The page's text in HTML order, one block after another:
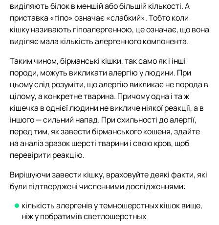
виділяють білок в меншій або більшій кількості. А
приставка «гіпо» означає «слабкий». Тобто коли
кішку називають гіпоалергенною, це означає, що вона
виділяє мала кількість алергенного компонента.
Таким чином, бірманські кішки, так само як і інші
породи, можуть викликати алергію у людини. При
цьому слід розуміти, що алергію викликає не порода в
цілому, а конкретне тварина. Причому одна і та ж
кішечка в однієї людини не викличе ніякої реакції, а в
іншого — сильний напад. При схильності до алергії,
перед тим, як завести бірманського кошеня, здайте
на аналіз зразок шерсті тварини і свою кров, щоб
перевірити реакцію.
Вирішуючи завести кішку, враховуйте деякі факти, які
були підтверджені численними дослідженнями:
кількість алергенів у темношерстных кішок вище,
ніж у побратимів светлошерстных